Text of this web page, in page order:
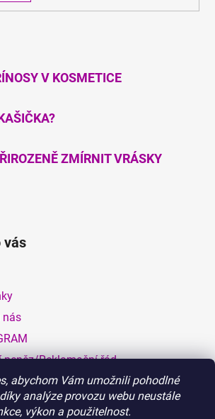
abychom Vám umožnili pohodlné
analýze provozu webu neustále
výkon a použitelnost.
V KOSMETICE
ZMÍRNIT VRÁSKY
vás
nás
peněz/Reklamační řád
podmínky